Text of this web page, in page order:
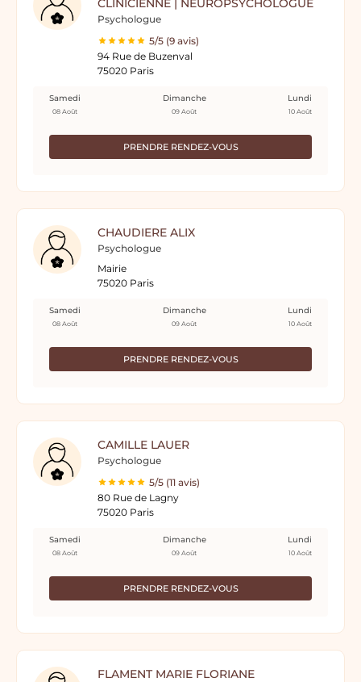
CLINICIENNE | NEUROPSYCHOLOGUE
Psychologue
5/5 (9 avis)
94 Rue de Buzenval
75020 Paris
PRENDRE RENDEZ-VOUS
Samedi
08 Août
Dimanche
09 Août
Lundi
10 Août
CHAUDIERE ALIX
Psychologue
Mairie
75020 Paris
PRENDRE RENDEZ-VOUS
Samedi
08 Août
Dimanche
09 Août
Lundi
10 Août
CAMILLE LAUER
Psychologue
5/5 (11 avis)
80 Rue de Lagny
75020 Paris
PRENDRE RENDEZ-VOUS
Samedi
08 Août
Dimanche
09 Août
Lundi
10 Août
FLAMENT MARIE FLORIANE